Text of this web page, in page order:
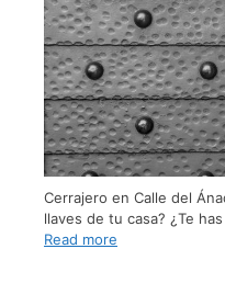
Cerrajero en Calle del
llaves de tu casa? ¿Te
Read more